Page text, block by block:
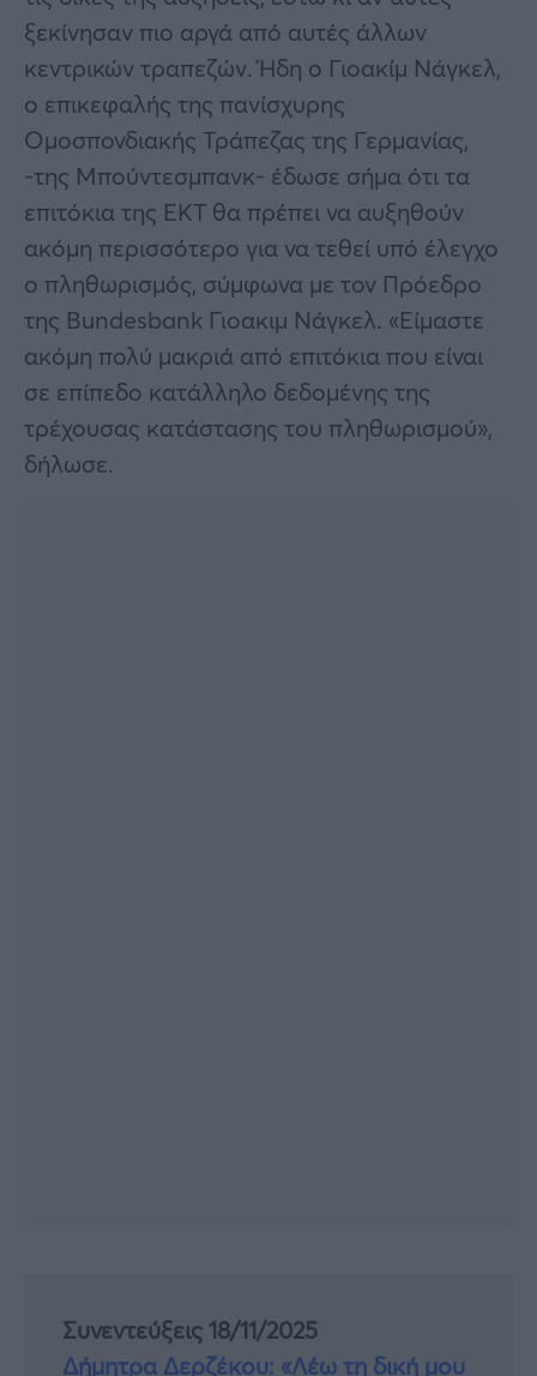
ξεκίνησαν πιο αργά από αυτές άλλων
κεντρικών τραπεζών. Ήδη ο Γιοακίμ Νάγκελ,
ο επικεφαλής της πανίσχυρης
Ομοσπονδιακής Τράπεζας της Γερμανίας,
-της Μπούντεσμπανκ- έδωσε σήμα ότι τα
επιτόκια της ΕΚΤ θα πρέπει να αυξηθούν
ακόμη περισσότερο για να τεθεί υπό έλεγχο
ο πληθωρισμός, σύμφωνα με τον Πρόεδρο
της Bundesbank Γιοακιμ Νάγκελ. «Είμαστε
ακόμη πολύ μακριά από επιτόκια που είναι
σε επίπεδο κατάλληλο δεδομένης της
τρέχουσας κατάστασης του πληθωρισμού»,
δήλωσε.
Συνεντεύξεις 18/11/2025
Δήμητρα Δερζέκου: «Λέω τη δική μου